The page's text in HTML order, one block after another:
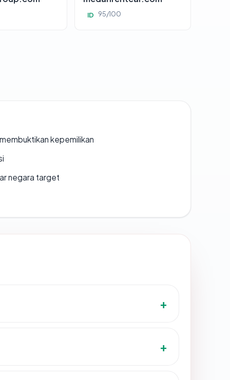
ID 95/100
kepemilikan
negara target